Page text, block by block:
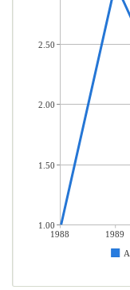
1988 1989
2.50
2.00
1.50
1.00